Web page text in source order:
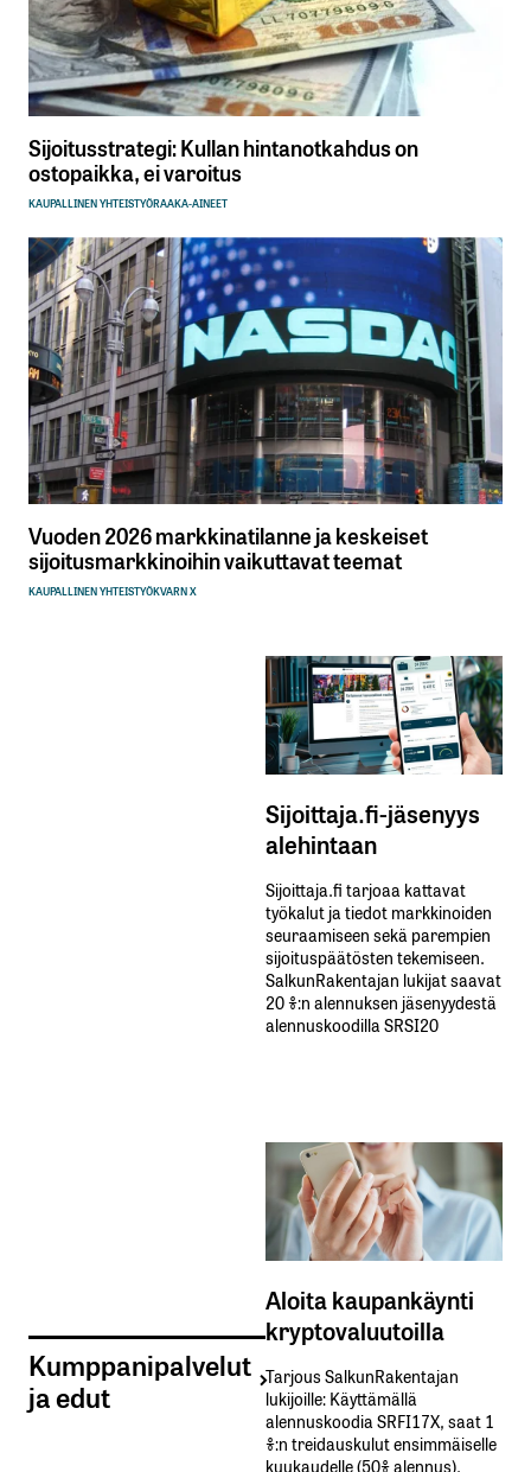
Sijoitusstrategi: Kullan hintanotkahdus on
ostopaikka, ei varoitus
KAUPALLINEN YHTEISTYÖRAAKA-AINEET
Vuoden 2026 markkinatilanne ja keskeiset
sijoitusmarkkinoihin vaikuttavat teemat
KAUPALLINEN YHTEISTYÖKVARN X
Kumppanipalvelut
ja edut
Sijoittaja.fi-jäsenyys
alehintaan
Sijoittaja.fi tarjoaa kattavat
työkalut ja tiedot markkinoiden
seuraamiseen sekä parempien
sijoituspäätösten tekemiseen.
SalkunRakentajan lukijat saavat
20 %:n alennuksen jäsenyydestä
alennuskoodilla SRSI20
Aloita kaupankäynti
kryptovaluutoilla
Tarjous SalkunRakentajan
lukijoille: Käyttämällä​ ​
alennuskoodia​ ​SRFI17X,​ ​saat​ ​1
%:n treidauskulut​ ​ensimmäiselle​ ​
kuukaudelle​ ​(50%​ ​alennus).